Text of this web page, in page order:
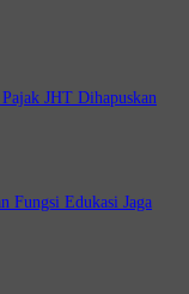
JHT Dihapuskan
Fungsi Edukasi Jaga